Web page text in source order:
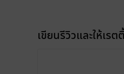
เขียนรีวิวและให้เรต